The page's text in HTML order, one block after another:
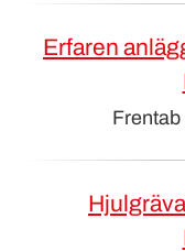
Erfaren